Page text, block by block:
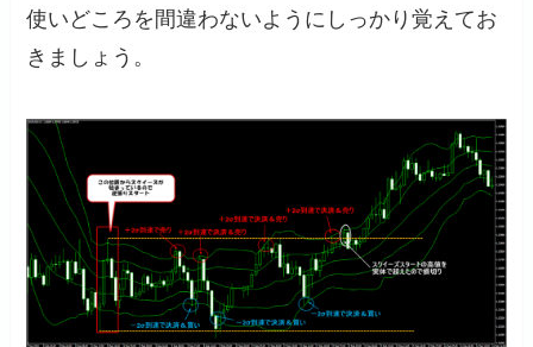
使いどころを間違わないようにしっかり覚えてお
きましょう。